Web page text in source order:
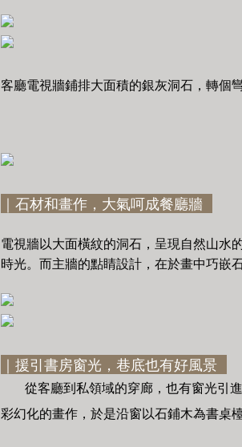
客廳電視牆鋪排大面積的銀灰洞石，轉個
｜石材和畫作，大氣呵成餐廳牆
電視牆以大面橫紋的洞石，呈現自然山水
時光。而主牆的點睛設計，在於畫中巧嵌
｜援引書房窗光，巷底也有好風景
從客廳到私領域的穿廊，也有窗光引
彩幻化的畫作，於是沿窗以石鋪木為書桌